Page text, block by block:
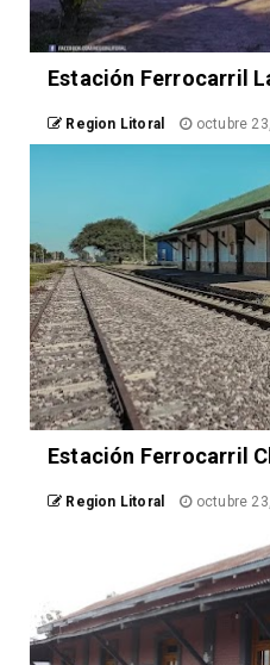
Estación Ferrocarril
Region Litoral octubre
Estación Ferrocarril
Region Litoral octubre